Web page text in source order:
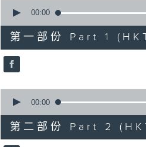
seconds
55
minutes,
10
seconds
90%
00:00
第一部份 Part 1
seconds
56
minutes,
19
00:00
第二部份 Part 2